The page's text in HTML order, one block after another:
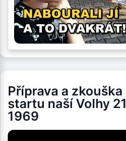
Příprava a
startu naší Volhy
1969